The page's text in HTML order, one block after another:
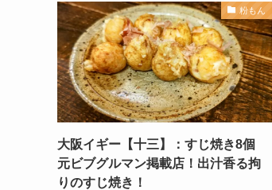
粉もん
大阪イギー【十三】：すじ焼き8個
元ビブグルマン掲載店！出汁香る拘
りのすじ焼き！